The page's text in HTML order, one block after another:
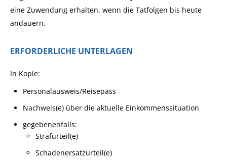
eine Zuwendung erhalten, wenn die Tatfolgen bis heute
andauern.
ERFORDERLICHE UNTERLAGEN
In Kopie:
Personalausweis/Reisepass
Nachweis(e) über die aktuelle Einkommenssituation
gegebenenfalls:
Strafurteil(e)
Schadenersatzurteil(e)